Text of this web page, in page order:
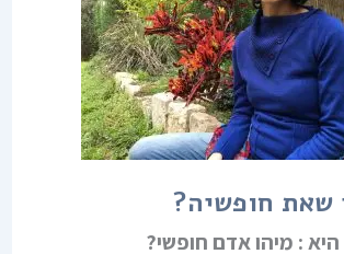
שאת חופשיה?
: מיהו אדם חופשי?